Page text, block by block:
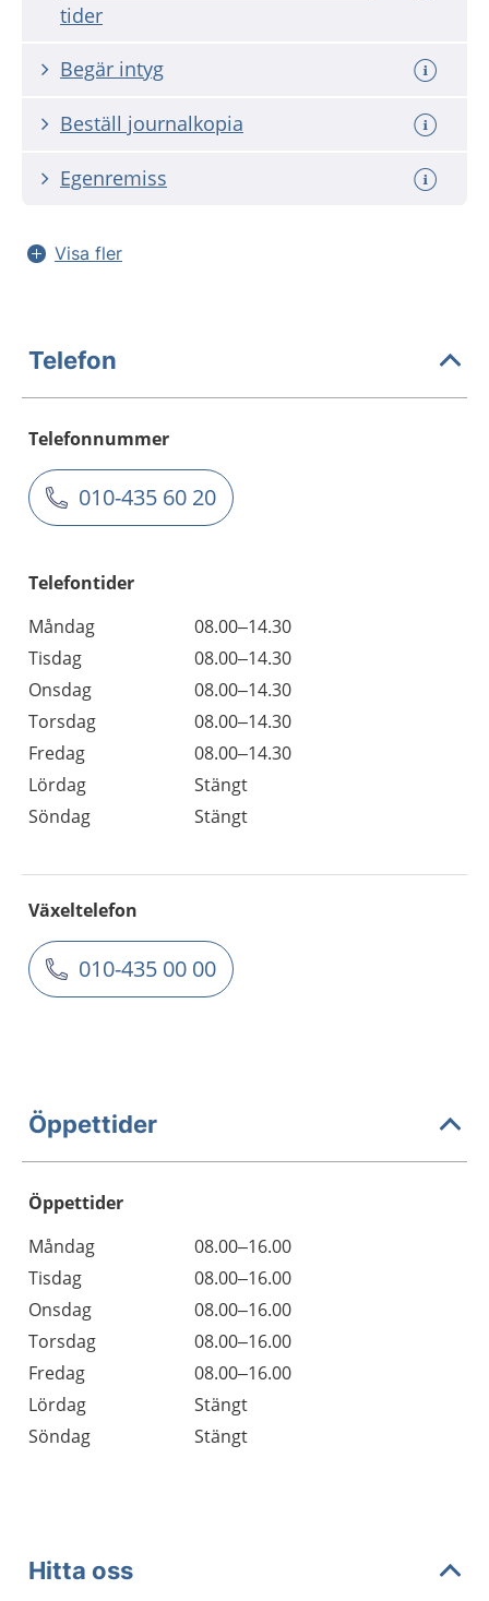
tider
Begär intyg
Beställ journalkopia
Egenremiss
Visa fler
Telefon
Telefonnummer
010-435 60 20
Telefontider
Måndag
08.00–14.30
Tisdag
08.00–14.30
Onsdag
08.00–14.30
Torsdag
08.00–14.30
Fredag
08.00–14.30
Lördag
Stängt
Söndag
Stängt
Växeltelefon
010-435 00 00
Öppettider
Öppettider
Dag
Öppettider
Kommentarer
Måndag
08.00–16.00
Tisdag
08.00–16.00
Onsdag
08.00–16.00
Torsdag
08.00–16.00
Fredag
08.00–16.00
Lördag
Stängt
Söndag
Stängt
Hitta oss